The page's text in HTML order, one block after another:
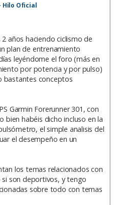
Hilo Oficial
años haciendo ciclismo de
plan de entrenamiento
leyéndome el foro (más en
por potencia y por pulso)
bastantes conceptos
Garmin Forerunner 301, con
bien habéis dicho incluso en la
el simple analisis del
el desempeño en un
los temas relacionados con
son deportivos, y tengo
sobre todo con temas